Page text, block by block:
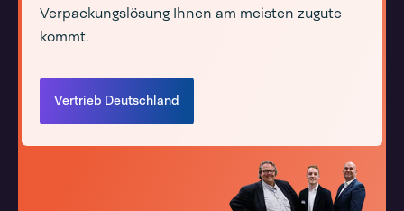
Verpackungslösung Ihnen am meisten zugute
kommt.
Vertrieb Deutschland